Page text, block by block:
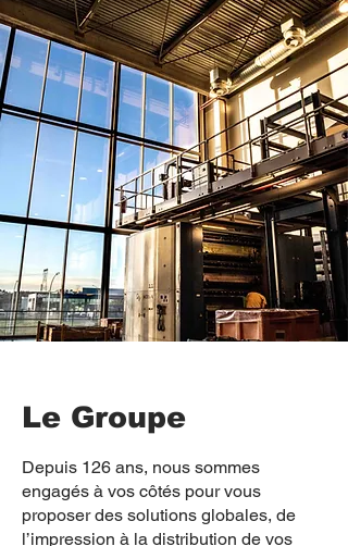
Le Groupe
Depuis 126 ans, nous sommes
engagés à vos côtés pour vous
proposer des solutions globales, de
l’impression à la distribution de vos